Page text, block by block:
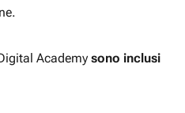
Academy sono inclusi